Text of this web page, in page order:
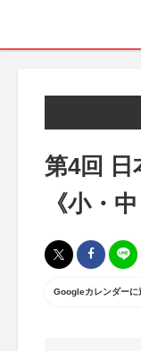
第4回 日
《小・
Googleカレンダーに